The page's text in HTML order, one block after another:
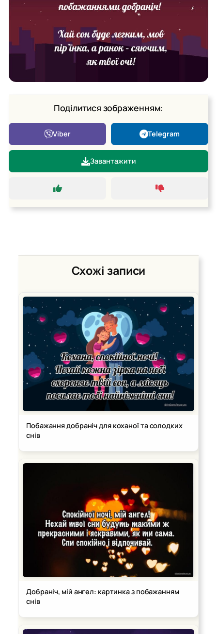
Поділитися зображенням:
Viber Telegram
Завантажити
Схожі записи
Побажання добраніч для коханої та солодких
снів
Добраніч, мій ангел: картинка з побажанням
снів